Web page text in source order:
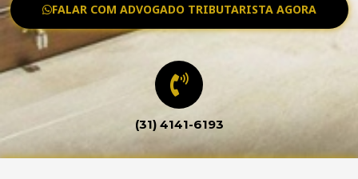
FALAR COM ADVOGADO TRIBUTARISTA AGORA
(31) 4141-6193